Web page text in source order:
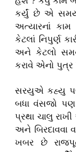
કર્યું છે એ
અત્યારનાં
કેટલાં નિપુર્ણ
અને કેટલો
કરાવે એનો પુત્ર
સરયુએ કહ્યુ
બધા વંસજો
પ્રથા ચાલુ
અને બિરદાવવા
ખબર છે